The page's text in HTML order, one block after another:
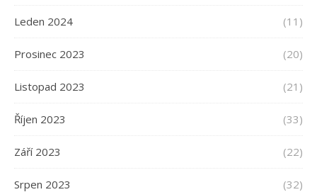
Leden 2024 (11)
Prosinec 2023 (20)
Listopad 2023 (21)
Říjen 2023 (33)
Září 2023 (22)
Srpen 2023 (32)